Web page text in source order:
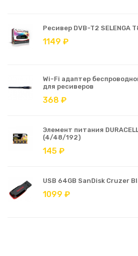
Ресивер DVB-T2 SELENGA
1149 ₽
Wi-Fi адаптер
для ресиверов
368 ₽
Элемент питания
(4/48/192)
145 ₽
USB 64GB SanDisk Cruzer
1099 ₽